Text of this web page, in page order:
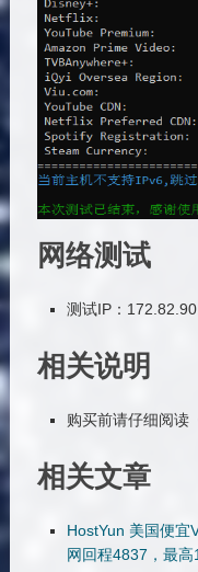
网络测试
测试IP：
相关说明
购买前请仔细阅读
相关文章
HostYun 美国便宜
网回程4837，最高